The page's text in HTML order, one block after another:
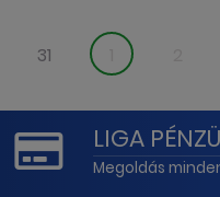
31
LIGA
Megoldás